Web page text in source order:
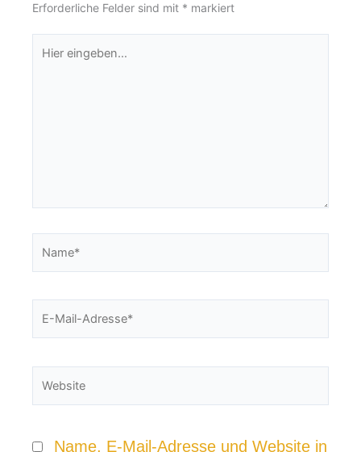
Erforderliche Felder sind mit * markiert
eingeben…
Mail-
Name, E-Mail-Adresse und Website in